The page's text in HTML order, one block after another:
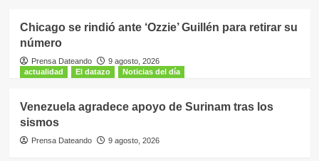
Chicago se rindió ante ‘Ozzie’ Guillén para retirar su
número
Prensa Dateando
9 agosto, 2026
actualidad
El datazo Noticias del día
Venezuela agradece apoyo de Surinam tras los
sismos
Prensa Dateando 9 agosto, 2026